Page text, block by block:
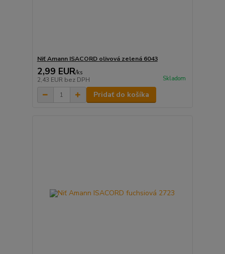
Niť Amann ISACORD olivová zelená 6043
2,99 EUR/ks
2,43 EUR bez DPH Skladom
Pridať do košíka